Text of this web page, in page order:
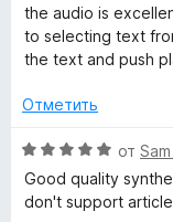
и
з
5
н
е
н
н
5
и
з
the audio is
to selecting text
the text and push
Отметить
О
ц
е
от
Good quality
don't support